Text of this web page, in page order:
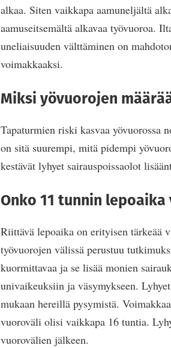
alkaa. Siten vaikkapa aamuneljältä
aamuseitsemältä alkavaa työvuoroa.
uneliaisuuden välttäminen on
voimakkaaksi.
Miksi yövuorojen
Tapaturmien riski kasvaa yövuorossa
on sitä suurempi, mitä pidempi
kestävät lyhyet sairauspoissaolot
Onko 11 tunnin
Riittävä lepoaika on erityisen tärkeää
työvuorojen välissä perustuu
kuormittavaa ja se lisää monien
univaikeuksiin ja väsymykseen.
mukaan hereillä pysymistä.
vuoroväli olisi vaikkapa 16 tuntia.
vuorovälien jälkeen.